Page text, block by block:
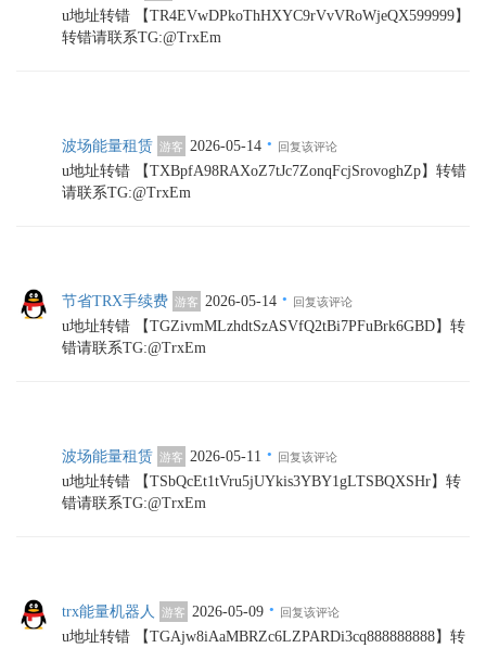
u地址转错 【TR4EVwDPkoThHXYC9rVvVRoWjeQX599999】
转错请联系TG:@TrxEm
波场能量租赁 游客 2026-05-14 · 回复该评论
u地址转错 【TXBpfA98RAXoZ7tJc7ZonqFcjSrovoghZp】转错
请联系TG:@TrxEm
节省TRX手续费 游客 2026-05-14 · 回复该评论
u地址转错 【TGZivmMLzhdtSzASVfQ2tBi7PFuBrk6GBD】转
错请联系TG:@TrxEm
波场能量租赁 游客 2026-05-11 · 回复该评论
u地址转错 【TSbQcEt1tVru5jUYkis3YBY1gLTSBQXSHr】转
错请联系TG:@TrxEm
trx能量机器人 游客 2026-05-09 · 回复该评论
u地址转错 【TGAjw8iAaMBRZc6LZPARDi3cq888888888】转